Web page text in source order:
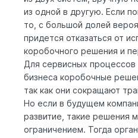
из одной в другую. Если
то, с большой долей
придется отказаться от
коробочного решения и
Для сервисных процессов
бизнеса коробочные
так как они сокращают
Но если в будущем
развитие, такие решения
ограничением. Тогда